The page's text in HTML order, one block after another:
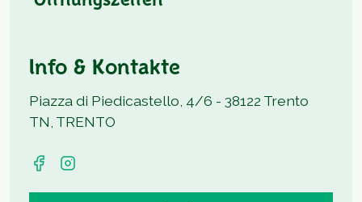
Info & Kontakte
Piazza di Piedicastello, 4/6 - 38122 Trento
TN, TRENTO